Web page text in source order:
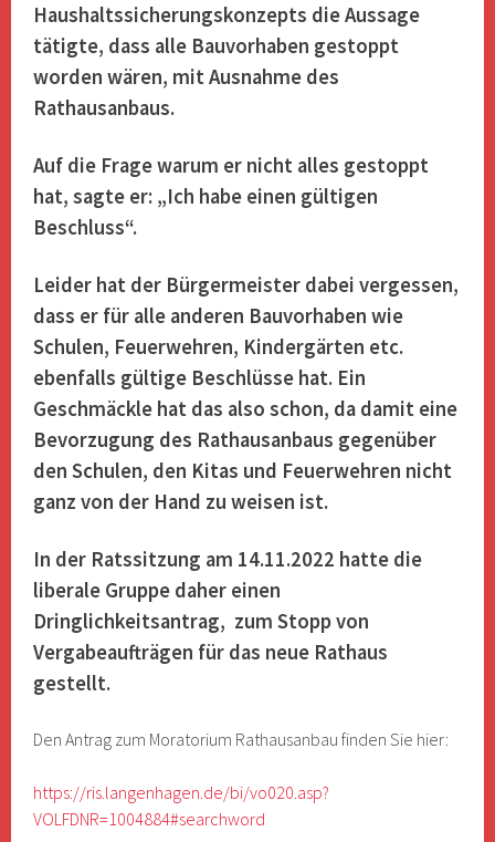
Haushaltssicherungskonzepts die Aussage
tätigte, dass alle Bauvorhaben gestoppt
worden wären, mit Ausnahme des
Rathausanbaus.
Auf die Frage warum er nicht alles gestoppt
hat, sagte er: „Ich habe einen gültigen
Beschluss“.
Leider hat der Bürgermeister dabei vergessen,
dass er für alle anderen Bauvorhaben wie
Schulen, Feuerwehren, Kindergärten etc.
ebenfalls gültige Beschlüsse hat. Ein
Geschmäckle hat das also schon, da damit eine
Bevorzugung des Rathausanbaus gegenüber
den Schulen, den Kitas und Feuerwehren nicht
ganz von der Hand zu weisen ist.
In der Ratssitzung am 14.11.2022 hatte die
liberale Gruppe daher einen
Dringlichkeitsantrag, zum Stopp von
Vergabeaufträgen für das neue Rathaus
gestellt.
Den Antrag zum Moratorium Rathausanbau finden Sie hier:
https://ris.langenhagen.de/bi/vo020.asp?
VOLFDNR=1004884#searchword